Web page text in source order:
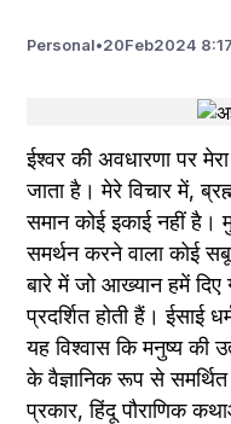
Personal•20Feb2024
ईश्वर की अवधारणा पर
जाता है। मेरे विचार में,
समान कोई इकाई नहीं है।
समर्थन करने वाला कोई
बारे में जो आख्यान हमें दिए
प्रदर्शित होती हैं। ईसाई
यह विश्वास कि मनुष्य की
के वैज्ञानिक रूप से
प्रकार, हिंदू पौराणिक